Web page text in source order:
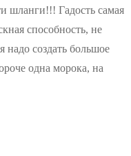
шланги!!! Гадость самая
способность, не
надо создать большое
одна морока, на